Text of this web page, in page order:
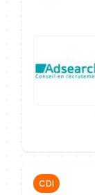
CDI